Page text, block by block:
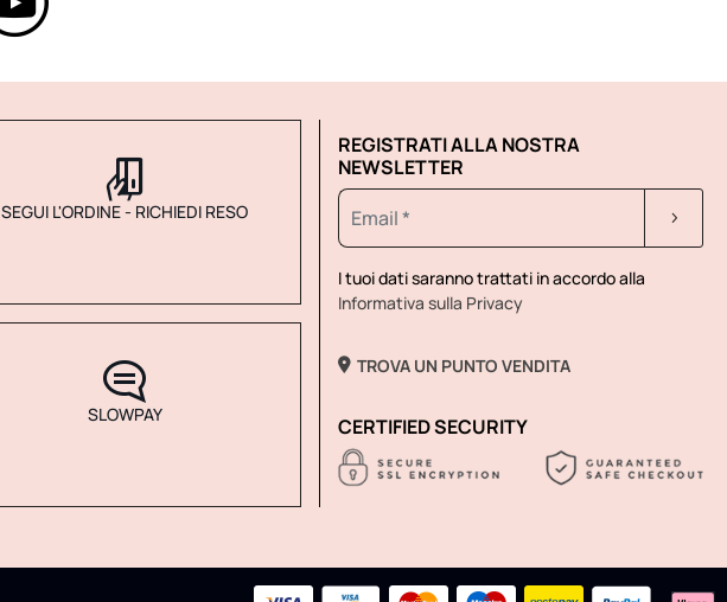
SEGUI L'ORDINE - RICHIEDI RESO
SLOWPAY
REGISTRATI ALLA NOSTRA
NEWSLETTER
I tuoi dati saranno trattati in accordo alla
Informativa sulla Privacy
TROVA UN PUNTO VENDITA
CERTIFIED SECURITY